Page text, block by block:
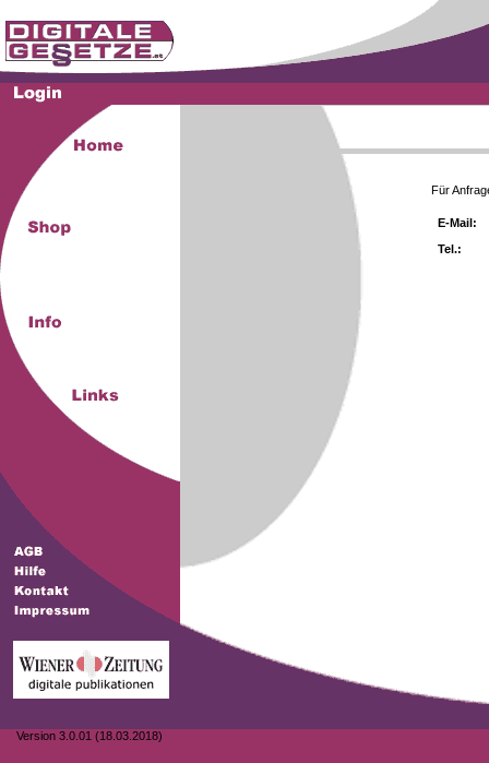
Version 3.0.01 (18.03.2018)
Für
E-Mail:
Tel.: